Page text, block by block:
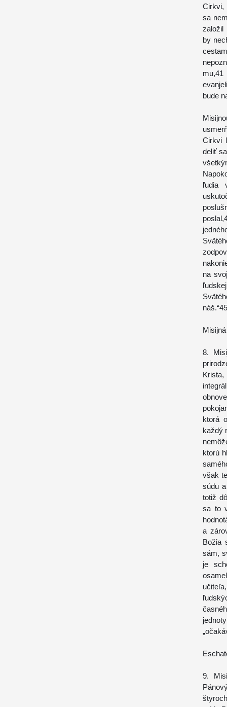
Cirkvi,
sa
založil
by
bude
Cirkvi
deliť
ľudia
na
náš.“45
8.
ktorá
každý
ktorú
však
súdu
totiž
sa to
a
Božia
sám,
je
9.